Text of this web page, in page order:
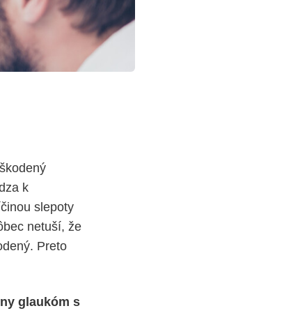
k
slepoty
netuší, že
Preto
glaukóm s